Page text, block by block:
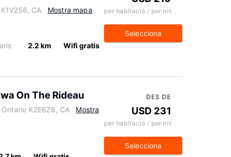
CA Mostra mapa
2.2 km Wifi gratis
per habitació / per nit
Selecciona
On The Rideau
K2E6Z8, CA
Mostra
DES DE
USD 231
per habitació / per nit
Selecciona